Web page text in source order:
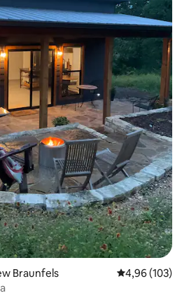
Braunfels 4,96 de uma
4,96 (103)